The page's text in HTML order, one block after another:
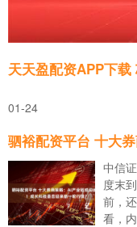
01-24
中信
度末
前，
看，